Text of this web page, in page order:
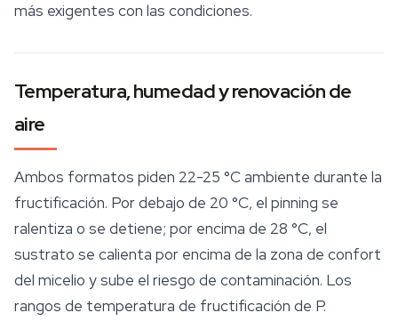
más exigentes con las condiciones.
Temperatura, humedad y renovación de
aire
Ambos formatos piden 22-25 °C ambiente durante la
fructificación. Por debajo de 20 °C, el pinning se
ralentiza o se detiene; por encima de 28 °C, el
sustrato se calienta por encima de la zona de confort
del micelio y sube el riesgo de contaminación. Los
rangos de temperatura de fructificación de P.